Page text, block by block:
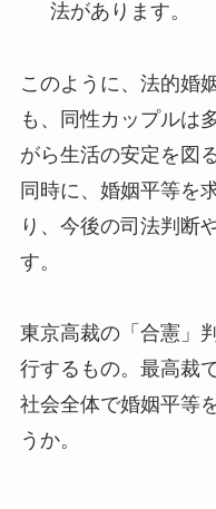
法があります。
このように、法的婚
も、同性カップルは
がら生活の安定を図
同時に、婚姻平等を
り、今後の司法判断
す。
東京高裁の「合憲」
行するもの。最高裁
社会全体で婚姻平等
うか。